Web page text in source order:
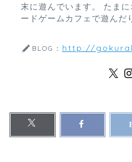
末に遊んでいます。 たま
ードゲームカフェで遊んだ
BLOG： http://